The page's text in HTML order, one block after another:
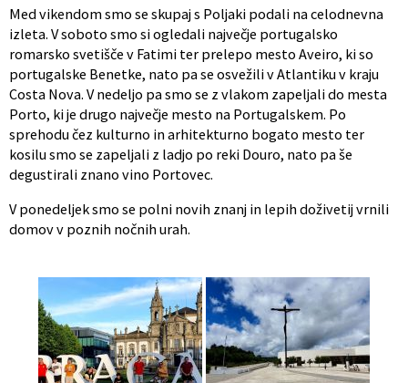
Med vikendom smo se skupaj s Poljaki podali na celodnevna
izleta. V soboto smo si ogledali največje portugalsko
romarsko svetišče v Fatimi ter prelepo mesto Aveiro, ki so
portugalske Benetke, nato pa se osvežili v Atlantiku v kraju
Costa Nova. V nedeljo pa smo se z vlakom zapeljali do mesta
Porto, ki je drugo največje mesto na Portugalskem. Po
sprehodu čez kulturno in arhitekturno bogato mesto ter
kosilu smo se zapeljali z ladjo po reki Douro, nato pa še
degustirali znano vino Portovec.
V ponedeljek smo se polni novih znanj in lepih doživetij vrnili
domov v poznih nočnih urah.